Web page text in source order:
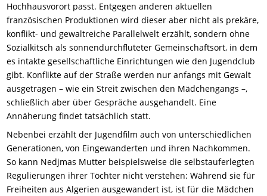
Hochhausvorort passt. Entgegen anderen aktuellen
französischen Produktionen wird dieser aber nicht als prekäre,
konflikt- und gewaltreiche Parallelwelt erzählt, sondern ohne
Sozialkitsch als sonnendurchfluteter Gemeinschaftsort, in dem
es intakte gesellschaftliche Einrichtungen wie den Jugendclub
gibt. Konflikte auf der Straße werden nur anfangs mit Gewalt
ausgetragen – wie ein Streit zwischen den Mädchengangs –,
schließlich aber über Gespräche ausgehandelt. Eine
Annäherung findet tatsächlich statt.
Nebenbei erzählt der Jugendfilm auch von unterschiedlichen
Generationen, von Eingewanderten und ihren Nachkommen.
So kann Nedjmas Mutter beispielsweise die selbstauferlegten
Regulierungen ihrer Töchter nicht verstehen: Während sie für
Freiheiten aus Algerien ausgewandert ist, ist für die Mädchen